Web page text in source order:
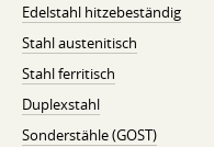
Edelstahl hitzebeständig
Stahl austenitisch
Stahl ferritisch
Duplexstahl
Sonderstähle (GOST)